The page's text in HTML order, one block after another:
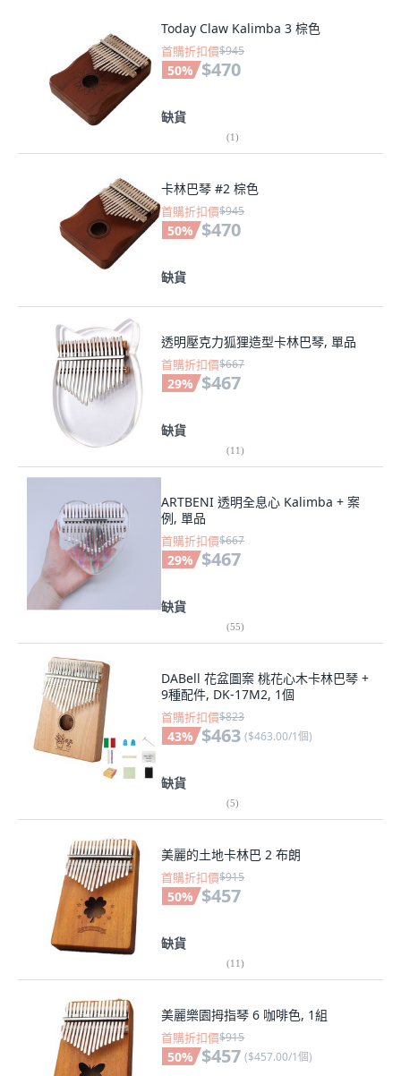
Today Claw Kalimba 3 棕色
首購折扣價$945
50% $470
缺貨
(1)
卡林巴琴 #2 棕色
首購折扣價$945
50% $470
缺貨
透明壓克力狐狸造型卡林巴琴, 單品
首購折扣價$667
29% $467
缺貨
(11)
ARTBENI 透明全息心 Kalimba + 案
例, 單品
首購折扣價$667
29% $467
缺貨
(55)
DABell 花盆圖案 桃花心木卡林巴琴 +
9種配件, DK-17M2, 1個
首購折扣價$823
43% $463 ($463.00/1個)
缺貨
(5)
美麗的土地卡林巴 2 布朗
首購折扣價$915
50% $457
缺貨
(11)
美麗樂園拇指琴 6 咖啡色, 1組
首購折扣價$915
50% $457 ($457.00/1個)